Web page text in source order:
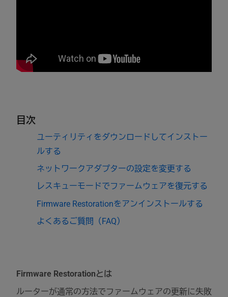
目次
ユーティリティをダウンロードしてインストー
ルする
ネットワークアダプターの設定を変更する
レスキューモードでファームウェアを復元する
Firmware Restorationをアンインストールする
よくあるご質問（FAQ）
Firmware Restorationとは
ルーターが通常の方法でファームウェアの更新に失敗